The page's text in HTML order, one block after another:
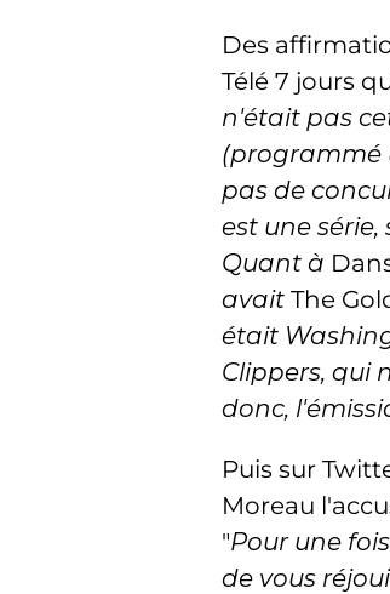
Des
Télé 7 jours
n'était pas
(programmé
pas de
est une
Quant à
avait The
était
Clippers, qui
donc,
Puis sur
Moreau
"Pour une
de vous